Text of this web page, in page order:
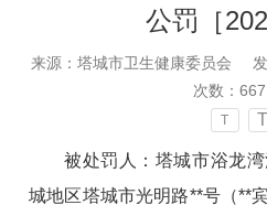
公罚［
来源：​塔城市卫生健康委员会
次数： 667
T T
被处罚人：塔城市浴龙
城地区塔城市光明路**号（**